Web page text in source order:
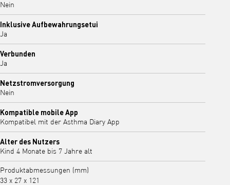
Nein
Inklusive Aufbewahrungsetui
Ja
Verbunden
Ja
Netzstromversorgung
Nein
Kompatible mobile App
Kompatibel mit der Asthma Diary App
Alter des Nutzers
Kind 4 Monate bis 7 Jahre alt
Produktabmessungen (mm)
33 x 27 x 121